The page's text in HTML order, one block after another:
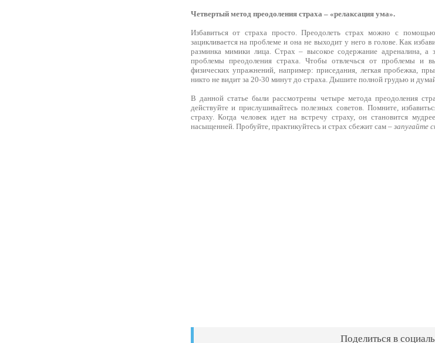
Четвертый метод преодоления страха – «релаксация ума».
Избавиться от страха просто. Преодолеть страх можно с
зацикливается на проблеме и она не выходит у него в голове. Как
разминка мимики лица. Страх – высокое содержание адреналина, а
проблемы преодоления страха. Чтобы отвлечься от проблемы и
физических упражнений, например: приседания, легкая пробежка,
никто не видит за 20-30 минут до страха. Дышите полной грудью и
В данной статье были рассмотрены четыре метода преодоления
действуйте и прислушивайтесь полезных советов. Помните,
страху. Когда человек идет на встречу страху, он становится
насыщенней. Пробуйте, практикуйтесь и страх сбежит сам – запугайте
Поделиться в